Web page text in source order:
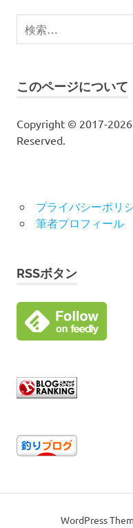
検
索
このページについて
Copyright © 2017-
Reserved.
プライバシーポリ
筆者プロフィール
RSSボタン
WordPress